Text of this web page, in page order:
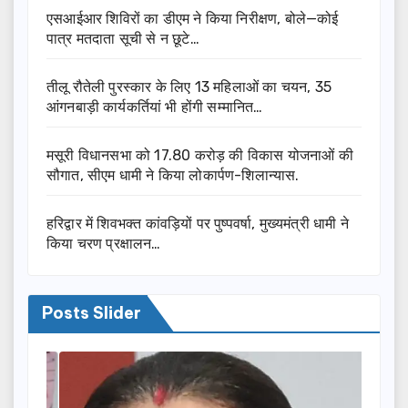
एसआईआर शिविरों का डीएम ने किया निरीक्षण, बोले—कोई
पात्र मतदाता सूची से न छूटे…
तीलू रौतेली पुरस्कार के लिए 13 महिलाओं का चयन, 35
आंगनबाड़ी कार्यकर्तियां भी होंगी सम्मानित…
मसूरी विधानसभा को 17.80 करोड़ की विकास योजनाओं की
सौगात, सीएम धामी ने किया लोकार्पण-शिलान्यास.
हरिद्वार में शिवभक्त कांवड़ियों पर पुष्पवर्षा, मुख्यमंत्री धामी ने
किया चरण प्रक्षालन…
Posts Slider